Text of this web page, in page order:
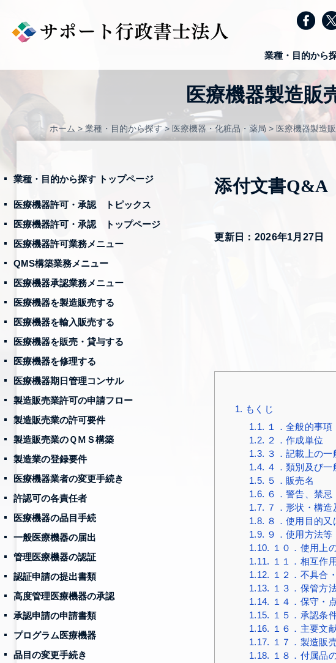
content
業種・目的から
医療機器製造販
ホーム > 業種・目的から探す> 医療機器・化粧品・薬局 > 医療機器製造
添付文書Q&A
更新日：2026年1月27日
1. もくじ
1.1. １．全般的事項
1.2. ２．作成単位
1.3. ３．記載上の
1.4. ４．類別及び一
1.5. ５．販売名
1.6. ６．警告、禁忌
1.7. ７．形状・構
1.8. ８．使用目的又
1.9. ９．使用方法等
1.10. １０．使用上
1.11. １１．相互作
1.12. １２．不具合
1.13. １３．保管方
1.14. １４．保守・
1.15. １５．承認条
1.16. １６．主要文
1.17. １７．製造販
1.18. １８．付属品
業種・目的から探す トップページ
医療機器許可・承認 トピックス
医療機器許可・承認 トップページ
医療機器許可業務メニュー
QMS構築業務メニュー
医療機器承認業務メニュー
医療機器を製造販売する
医療機器を輸入販売する
医療機器を販売・貸与する
医療機器を修理する
医療機器期日管理コンサル
製造販売業許可の申請フロー
製造販売業の許可要件
製造販売業のＱＭＳ構築
製造業の登録要件
医療機器業者の変更手続き
許認可の各責任者
医療機器の品目手続
一般医療機器の届出
管理医療機器の認証
認証申請の提出書類
高度管理医療機器の承認
承認申請の申請書類
プログラム医療機器
品目の変更手続き